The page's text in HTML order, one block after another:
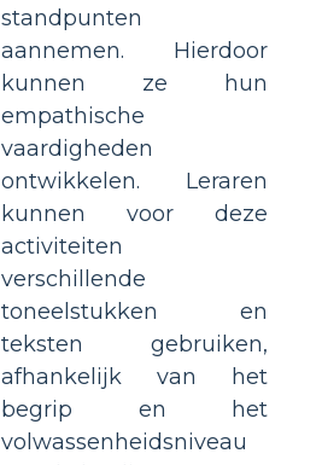
standpunten
aannemen. Hierdoor
kunnen ze hun
empathische
vaardigheden
ontwikkelen. Leraren
kunnen voor deze
activiteiten
verschillende
toneelstukken en
teksten gebruiken,
afhankelijk van het
begrip en het
volwassenheidsniveau